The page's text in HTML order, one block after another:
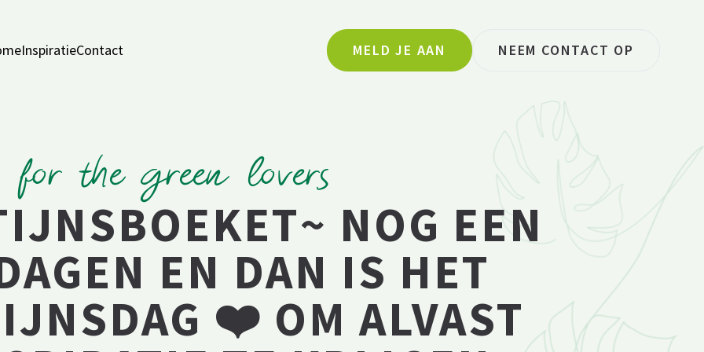
InspiratieContact MELD JE AAN NEEM CONTACT OP
for the green lovers
NOG EEN
EN DAN IS HET
❤️ OM ALVAST